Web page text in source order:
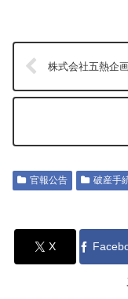
株式会社五熱企
官報公告 破産手
X